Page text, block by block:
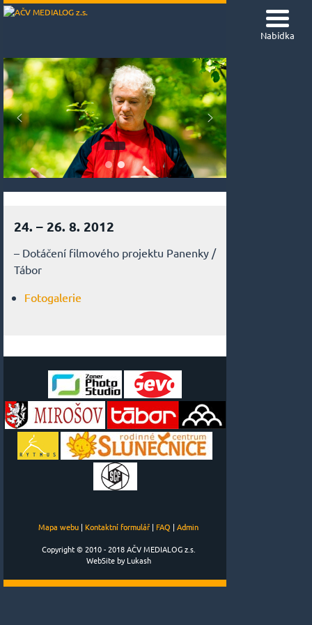
24. – 26. 8. 2012
– Dotáčení filmového projektu Panenky /
Tábor
Fotogalerie
Mapa webu | Kontaktní formulář | FAQ | Admin
Copyright © 2010 - 2018 AČV MEDIALOG z.s.
WebSite by Lukash
Nabídka